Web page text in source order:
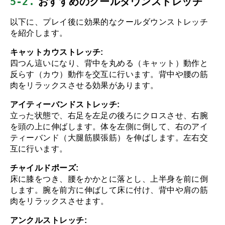
以下に、プレイ後に効果的なクールダウンストレッチ
を紹介します。
キャットカウストレッチ:
四つん這いになり、背中を丸める（キャット）動作と
反らす（カウ）動作を交互に行います。背中や腰の筋
肉をリラックスさせる効果があります。
アイティーバンドストレッチ:
立った状態で、右足を左足の後ろにクロスさせ、右腕
を頭の上に伸ばします。体を左側に倒して、右のアイ
ティーバンド（大腿筋膜張筋）を伸ばします。左右交
互に行います。
チャイルドポーズ:
床に膝をつき、腰をかかとに落とし、上半身を前に倒
します。腕を前方に伸ばして床に付け、背中や肩の筋
肉をリラックスさせます。
アンクルストレッチ: